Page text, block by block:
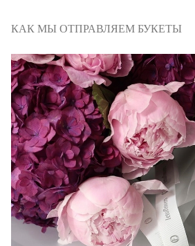
КАК МЫ ОТПРАВЛЯЕМ БУКЕТЫ